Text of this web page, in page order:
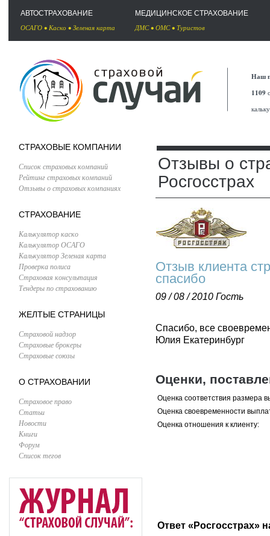
АВТОСТРАХОВАНИЕ
ОСАГО • Каско • Зеленая карта
МЕДИЦИНСКОЕ СТРАХОВАНИЕ
ДМС• ОМС• Туристов
Наш
1109
СТРАХОВЫЕ КОМПАНИИ
Список страховых компаний
Рейтинг страховых компаний
Отзывы о страховых компаниях
СТРАХОВАНИЕ
Калькулятор каско
Калькулятор ОСАГО
Калькулятор Зеленая карта
Проверка полиса
Страховая консультация
Тендеры по страхованию
ЖЕЛТЫЕ СТРАНИЦЫ
Страховой надзор
Страховые брокеры
Страховые союзы
О СТРАХОВАНИИ
Страховое право
Статьи
Новости
Книги
Форум
Список тегов
Отзывы о
Росгосстрах
Отзыв клиента
спасибо
09 / 08 / 2010 Гость
Спасибо, все
Юлия Екатеринбург
Оценки,
Оценка соответствия размера
Оценка своевременности
Оценка отношения к клиенту:
Ответ «Росгосстрах»